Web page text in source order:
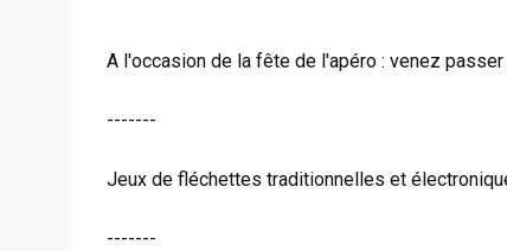
A l'occasion de la fête de l'apéro : venez
-------
Jeux de fléchettes traditionnelles et
-------